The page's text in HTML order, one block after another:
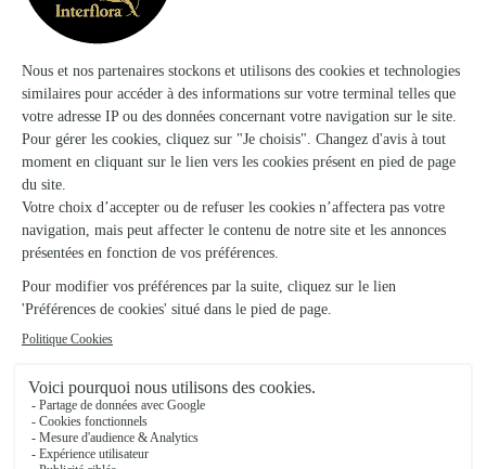
Votre fleuriste artisan à Wignehies
Creation Florale s'appuie sur son partenariat avec
Interflora, réseau de transmission florale de
référence, pour vous garantir un service de qualité.